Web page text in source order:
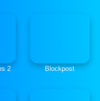
2 Blockpost